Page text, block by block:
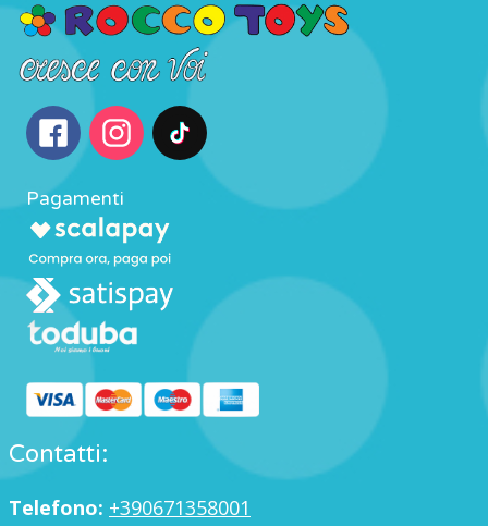
Pagamenti
Contatti:
Telefono: +390671358001